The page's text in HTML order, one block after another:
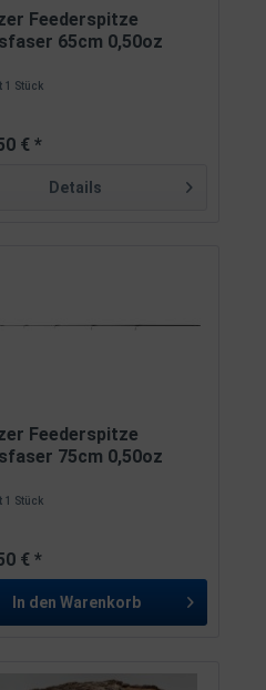
Feederspitze
65cm 0,50oz
1 Stück
€ *
Details
Feederspitze
75cm 0,50oz
1 Stück
€ *
In den Warenkorb